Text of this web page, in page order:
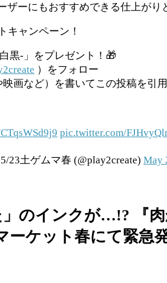
ーにもおすすめできる仕上がり
キャンペーン！
黒-」をプレゼント！🎁
）をフォロー
画など）を書いてこの投稿を引
pic.twitter.com/
土ゲムマ春 (@play2create) May
」のインクが…!? 『
ーケット春にて緊急